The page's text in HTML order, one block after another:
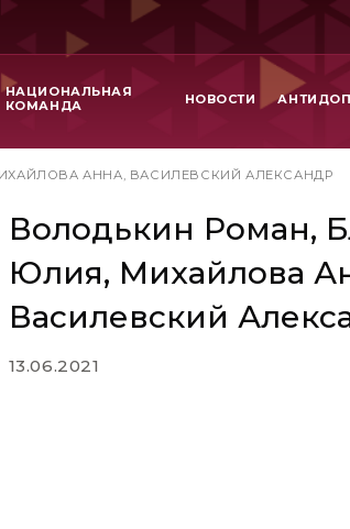
НАЦИОНАЛЬНАЯ
КОМАНДА
НОВОСТИ
АННА, ВАСИЛЕВСКИЙ АЛЕКСАНДР
Володькин Роман,
Юлия, Михайлова
Василевский
13.06.2021